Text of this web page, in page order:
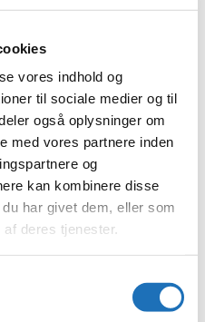
vores indhold og
til sociale medier og til
også oplysninger om
med vores partnere inden
og
kan kombinere disse
har givet dem, eller som
deres tjenester.